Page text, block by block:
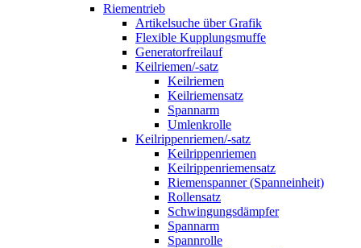
Riementrieb
Artikelsuche über Grafik
Flexible Kupplungsmuffe
Generatorfreilauf
Keilriemen/-satz
Keilriemen
Keilriemensatz
Spannarm
Umlenkrolle
Keilrippenriemen/-satz
Keilrippenriemen
Keilrippenriemensatz
Riemenspanner (Spanneinheit)
Rollensatz
Schwingungsdämpfer
Spannarm
Spannrolle